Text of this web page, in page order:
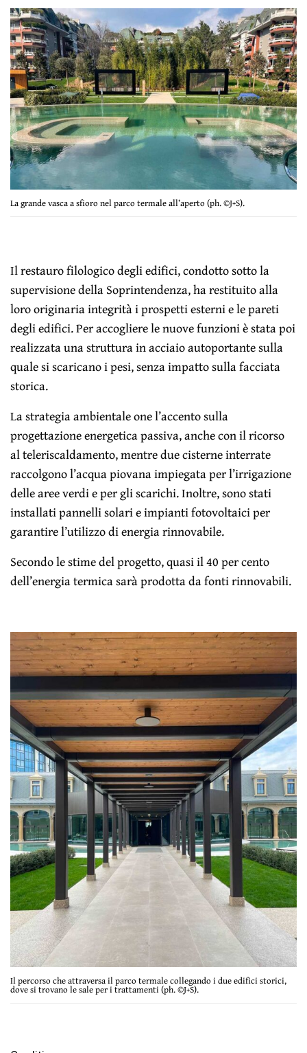
La grande vasca a sfioro nel parco termale all’aperto (ph. ©J+S).
Il restauro filologico degli edifici, condotto sotto la
supervisione della Soprintendenza, ha restituito alla
loro originaria integrità i prospetti esterni e le pareti
degli edifici. Per accogliere le nuove funzioni è stata poi
realizzata una struttura in acciaio autoportante sulla
quale si scaricano i pesi, senza impatto sulla facciata
storica.
La strategia ambientale one l’accento sulla
progettazione energetica passiva, anche con il ricorso
al teleriscaldamento, mentre due cisterne interrate
raccolgono l’acqua piovana impiegata per l’irrigazione
delle aree verdi e per gli scarichi. Inoltre, sono stati
installati pannelli solari e impianti fotovoltaici per
garantire l’utilizzo di energia rinnovabile.
Secondo le stime del progetto, quasi il 40 per cento
dell’energia termica sarà prodotta da fonti rinnovabili.
Il percorso che attraversa il parco termale collegando i due edifici storici,
dove si trovano le sale per i trattamenti (ph. ©J+S).